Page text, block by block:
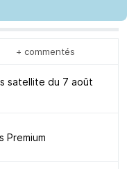
+ commentés
satellite du 7 août
Premium